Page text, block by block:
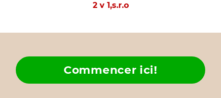
2 v 1,s.r.o
Commencer ici!